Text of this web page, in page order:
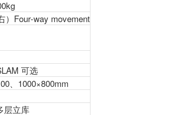
）Four-way movement
可选
、1000×800mm
层立库